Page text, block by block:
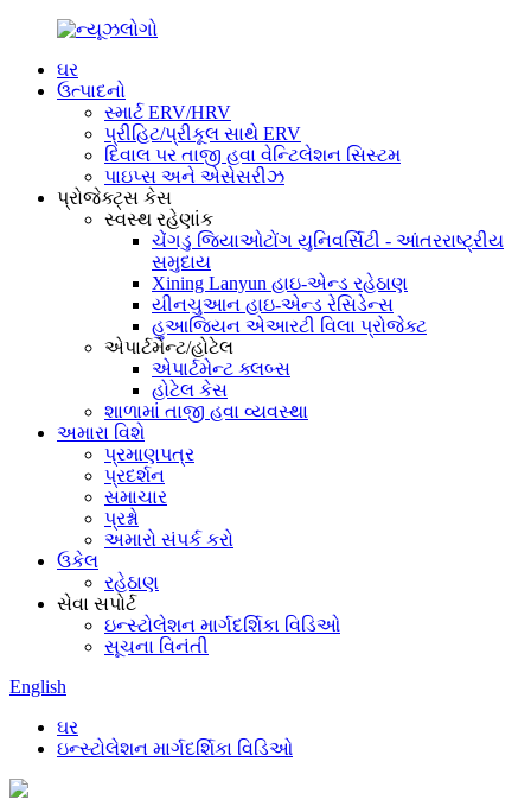
ઘર
ઉત્પાદનો
સ્માર્ટ ERV/HRV
પ્રીહિટ/પ્રીકૂલ સાથે ERV
દિવાલ પર તાજી હવા વેન્ટિલેશન સિસ્ટમ
પાઇપ્સ અને એસેસરીઝ
પ્રોજેક્ટ્સ કેસ
સ્વસ્થ રહેણાંક
ચેંગડુ જિયાઓટોંગ યુનિવર્સિટી - આંતરરાષ્ટ્રીય
સમુદાય
Xining Lanyun હાઇ-એન્ડ રહેઠાણ
યીનચુઆન હાઇ-એન્ડ રેસિડેન્સ
હુઆજિયન એઆરટી વિલા પ્રોજેક્ટ
એપાર્ટમેન્ટ/હોટેલ
એપાર્ટમેન્ટ ક્લબ્સ
હોટેલ કેસ
શાળામાં તાજી હવા વ્યવસ્થા
અમારા વિશે
પ્રમાણપત્ર
પ્રદર્શન
સમાચાર
પ્રશ્નો
અમારો સંપર્ક કરો
ઉકેલ
રહેઠાણ
સેવા સપોર્ટ
ઇન્સ્ટોલેશન માર્ગદર્શિકા વિડિઓ
સૂચના વિનંતી
English
ઘર
ઇન્સ્ટોલેશન માર્ગદર્શિકા વિડિઓ